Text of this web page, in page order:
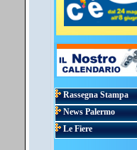
Rassegna Stampa
News Palermo
Le Fiere